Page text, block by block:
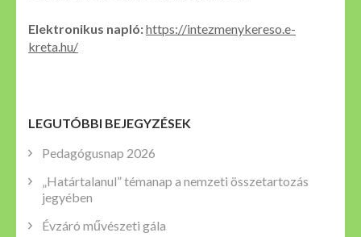
Elektronikus napló:https://intezmenykereso.e-
kreta.hu/
LEGUTÓBBI BEJEGYZÉSEK
Pedagógusnap 2026
„Határtalanul” témanap a nemzeti összetartozás
jegyében
Évzáró művészeti gála